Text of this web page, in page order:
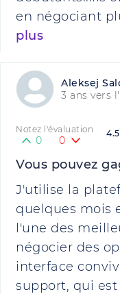
en négociant
plus
Aleksej
3 ans vers
4.5
Notez l'évaluation
0 0
Vous pouvez
J'utilise la
quelques mois
l'une des
négocier des
interface
support, qui